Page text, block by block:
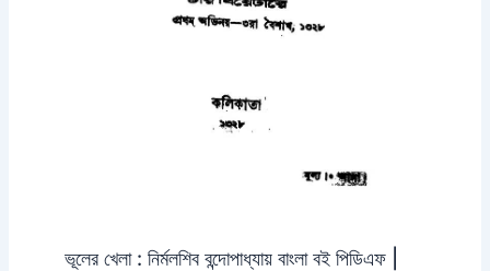
ভূলের খেলা : নির্মলশিব বন্দোপাধ্যায় বাংলা বই পিডিএফ |